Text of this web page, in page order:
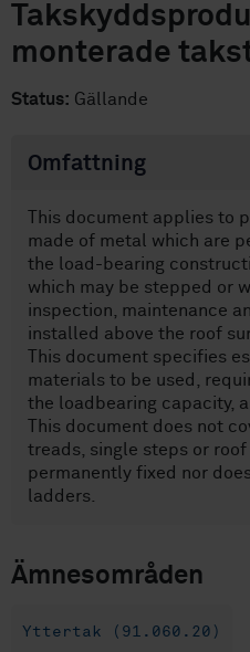
monterade
Status: Gällande
Omfattning
This document applies to
made of metal which are
the load-bearing
which may be stepped or
inspection, maintenance
installed above the roof
This document specifies
materials to be used,
the loadbearing capacity,
This document does not
treads, single steps or
permanently fixed nor
ladders.
Ämnesområden
Yttertak (91.060.20)